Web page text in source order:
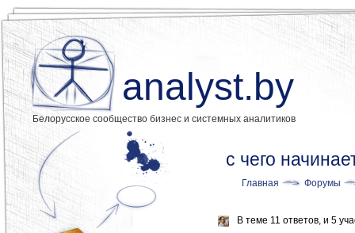
analyst.by
Белорусское сообщество бизнес и системных аналитиков
с чего
Главная Форумы
В теме 11 ответов, и 5